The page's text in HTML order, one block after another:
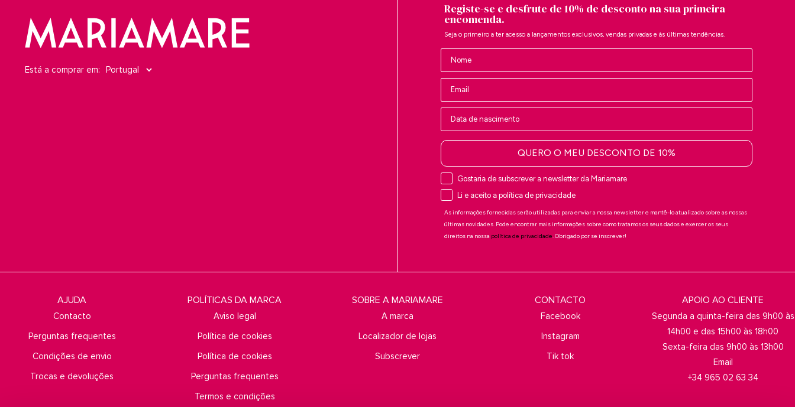
Está a comprar em:
Registe-se e desfrute de 10% de desconto na sua primeira
encomenda.
Seja o primeiro a ter acesso a lançamentos exclusivos, vendas privadas e às últimas tendências.
Nombre
QUERO O MEU DESCONTO DE 10%
Gostaria de subscrever a newsletter da Mariamare
Li e aceito a política de privacidade
As informações fornecidas serão utilizadas para enviar a nossa newsletter e mantê-lo atualizado sobre as nossas
últimas novidades. Pode encontrar mais informações sobre como tratamos os seus dados e exercer os seus
direitos na nossa política de privacidade . Obrigado por se inscrever!
AJUDA
Contacto
Perguntas frequentes
Condições de envio
Trocas e devoluções
POLÍTICAS DA MARCA
Aviso legal
Política de cookies
Política de cookies
Perguntas frequentes
Termos e condições
SOBRE A MARIAMARE
A marca
Localizador de lojas
Subscrever
CONTACTO
Facebook
Instagram
Tik tok
APOIO AO CLIENTE
Segunda a quinta-feira das 9h00 às
14h00 e das 15h00 às 18h00
Sexta-feira das 9h00 às 13h00
Email
+34 965 02 63 34